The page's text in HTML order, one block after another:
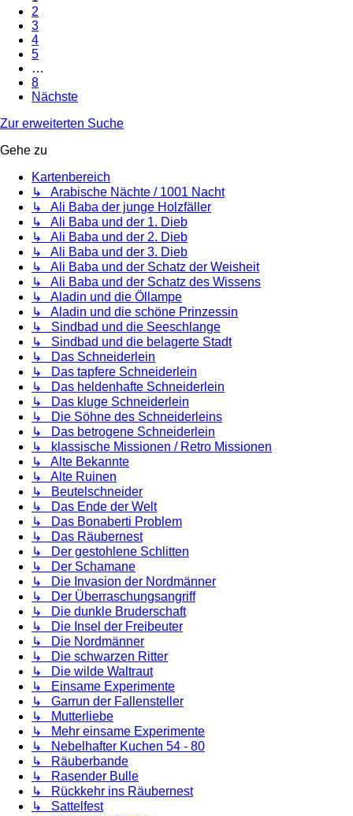
2
3
4
5
…
8
Nächste
Zur erweiterten Suche
Gehe zu
Kartenbereich
↳ Arabische Nächte / 1001 Nacht
↳ Ali Baba der junge Holzfäller
↳ Ali Baba und der 1. Dieb
↳ Ali Baba und der 2. Dieb
↳ Ali Baba und der 3. Dieb
↳ Ali Baba und der Schatz der Weisheit
↳ Ali Baba und der Schatz des Wissens
↳ Aladin und die Öllampe
↳ Aladin und die schöne Prinzessin
↳ Sindbad und die Seeschlange
↳ Sindbad und die belagerte Stadt
↳ Das Schneiderlein
↳ Das tapfere Schneiderlein
↳ Das heldenhafte Schneiderlein
↳ Das kluge Schneiderlein
↳ Die Söhne des Schneiderleins
↳ Das betrogene Schneiderlein
↳ klassische Missionen / Retro Missionen
↳ Alte Bekannte
↳ Alte Ruinen
↳ Beutelschneider
↳ Das Ende der Welt
↳ Das Bonaberti Problem
↳ Das Räubernest
↳ Der gestohlene Schlitten
↳ Der Schamane
↳ Die Invasion der Nordmänner
↳ Der Überraschungsangriff
↳ Die dunkle Bruderschaft
↳ Die Insel der Freibeuter
↳ Die Nordmänner
↳ Die schwarzen Ritter
↳ Die wilde Waltraut
↳ Einsame Experimente
↳ Garrun der Fallensteller
↳ Mutterliebe
↳ Mehr einsame Experimente
↳ Nebelhafter Kuchen 54 - 80
↳ Räuberbande
↳ Rasender Bulle
↳ Rückkehr ins Räubernest
↳ Sattelfest